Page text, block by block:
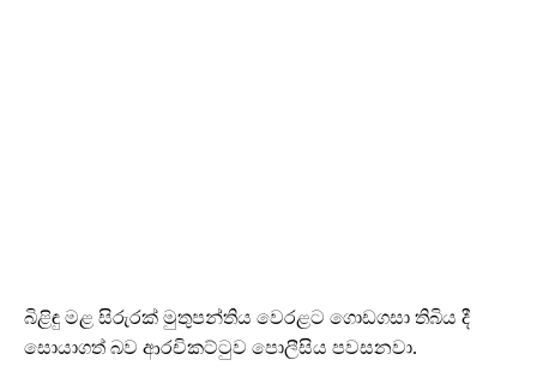
බිළිඳු මළ සිරුරක් මුතුපන්තිය වෙරළට ගොඩගසා තිබිය දී
සොයාගත් බව ආරචිකට්ටුව පොලීසිය පවසනවා.